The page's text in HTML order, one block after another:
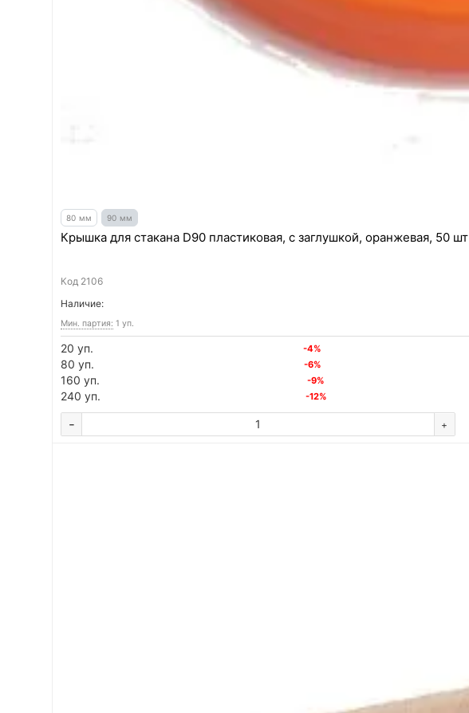
80 мм 90 мм
Крышка для стакана D90 пластиковая, с заглушкой, оранжевая, 50 шт
Код 2106
Наличие:
Мин. партия: 1 уп.
20 уп. -4%
80 уп.
-6%
160 уп.
-9%
240 уп.
-12%
+
-